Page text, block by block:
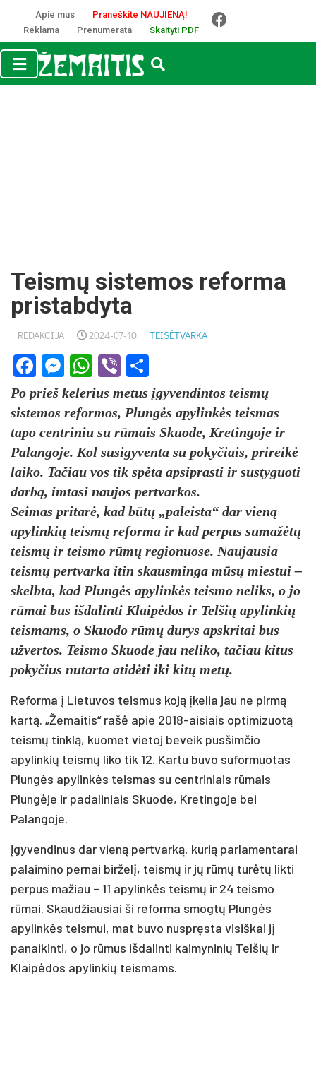
Apie mus
Praneškite NAUJIENĄ!
Reklama
Prenumerata Skaityti PDF
Teismų sistemos reforma
pristabdyta
REDAKCIJA 2024-07-10 TEISĖTVARKA
Facebook
Messenger
WhatsApp
Viber
Po prieš kelerius metus įgyvendintos teismų
sistemos reformos, Plungės apylinkės teismas
tapo centriniu su rūmais Skuode, Kretingoje ir
Palangoje. Kol susigyventa su pokyčiais, prireikė
laiko. Tačiau vos tik spėta apsiprasti ir sustyguoti
darbą, imtasi naujos pertvarkos.
Seimas pritarė, kad būtų „paleista“ dar vieną
apylinkių teismų reforma ir kad perpus sumažėtų
teismų ir teismo rūmų regionuose. Naujausia
teismų pertvarka itin skausminga mūsų miestui –
skelbta, kad Plungės apylinkės teismo neliks, o jo
rūmai bus išdalinti Klaipėdos ir Telšių apylinkių
teismams, o Skuodo rūmų durys apskritai bus
užvertos. Teismo Skuode jau neliko, tačiau kitus
pokyčius nutarta atidėti iki kitų metų.
Reforma į Lietuvos teismus koją įkelia jau ne pirmą
kartą. „Žemaitis“ rašė apie 2018-aisiais optimizuotą
teismų tinklą, kuomet vietoj beveik pusšimčio
apylinkių teismų liko tik 12. Kartu buvo suformuotas
Plungės apylinkės teismas su centriniais rūmais
Plungėje ir padaliniais Skuode, Kretingoje bei
Palangoje.
Įgyvendinus dar vieną pertvarką, kurią parlamentarai
palaimino pernai birželį, teismų ir jų rūmų turėtų likti
perpus mažiau – 11 apylinkės teismų ir 24 teismo
rūmai. Skaudžiausiai ši reforma smogtų Plungės
apylinkės teismui, mat buvo nuspręsta visiškai jį
panaikinti, o jo rūmus išdalinti kaimyninių Telšių ir
Klaipėdos apylinkių teismams.